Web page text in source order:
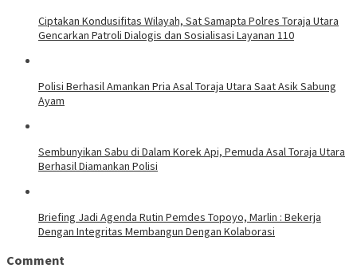
Ciptakan Kondusifitas Wilayah, Sat Samapta Polres Toraja Utara
Gencarkan Patroli Dialogis dan Sosialisasi Layanan 110
Polisi Berhasil Amankan Pria Asal Toraja Utara Saat Asik Sabung
Ayam
Sembunyikan Sabu di Dalam Korek Api, Pemuda Asal Toraja Utara
Berhasil Diamankan Polisi
Briefing Jadi Agenda Rutin Pemdes Topoyo, Marlin : Bekerja
Dengan Integritas Membangun Dengan Kolaborasi
Comment